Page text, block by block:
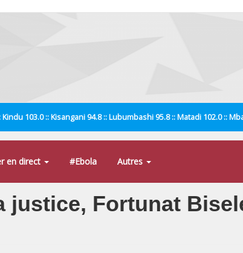
103.0 :: Kisangani 94.8 :: Lubumbashi 95.8 :: Matadi 102.0 ::
en direct #Ebola Autres
justice, Fortunat